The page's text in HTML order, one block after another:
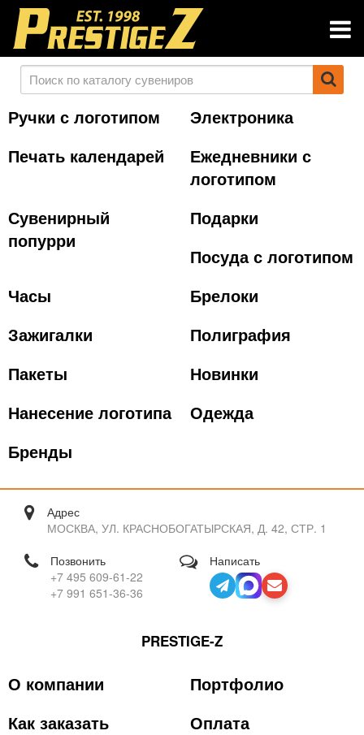
Ручки с логотипом
Электроника
Печать календарей
Ежедневники с
логотипом
Сувенирный
попурри
Подарки
Посуда с логотипом
Часы
Брелоки
Зажигалки
Полиграфия
Пакеты
Новинки
Нанесение логотипа
Одежда
Бренды
Адрес
МОСКВА, УЛ. КРАСНОБОГАТЫРСКАЯ, Д. 42, СТР. 1
Позвонить
+7 495 609-61-22
+7 991 651-36-36
Написать
PRESTIGE-Z
О компании
Портфолио
Как заказать
Оплата